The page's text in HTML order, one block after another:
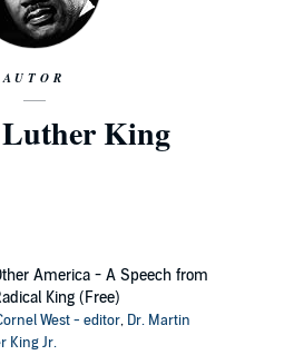
AUTOR
King
America - A Speech from
King (Free)
West - editor, Dr. Martin
King Jr.